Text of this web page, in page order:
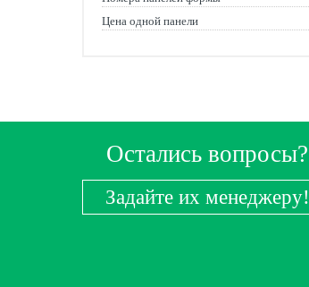
Цена одной панели
Остались вопросы?
Задайте их менеджеру!